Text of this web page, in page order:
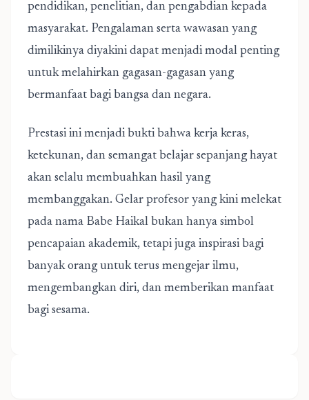
pendidikan, penelitian, dan pengabdian kepada
masyarakat. Pengalaman serta wawasan yang
dimilikinya diyakini dapat menjadi modal penting
untuk melahirkan gagasan-gagasan yang
bermanfaat bagi bangsa dan negara.
Prestasi ini menjadi bukti bahwa kerja keras,
ketekunan, dan semangat belajar sepanjang hayat
akan selalu membuahkan hasil yang
membanggakan. Gelar profesor yang kini melekat
pada nama Babe Haikal bukan hanya simbol
pencapaian akademik, tetapi juga inspirasi bagi
banyak orang untuk terus mengejar ilmu,
mengembangkan diri, dan memberikan manfaat
bagi sesama.